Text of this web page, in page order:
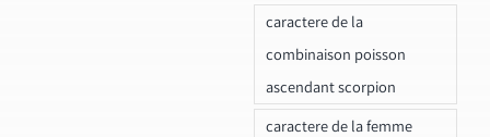
caractere de la
combinaison poisson
ascendant scorpion
caractere de la femme